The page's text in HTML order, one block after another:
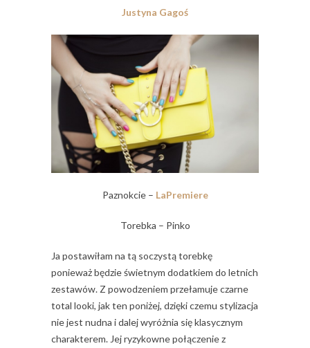
Justyna Gagoś
Paznokcie – LaPremiere
Torebka – Pinko
Ja postawiłam na tą soczystą torebkę
ponieważ będzie świetnym dodatkiem do letnich
zestawów. Z powodzeniem przełamuje czarne
total looki, jak ten poniżej, dzięki czemu stylizacja
nie jest nudna i dalej wyróżnia się klasycznym
charakterem. Jej ryzykowne połączenie z